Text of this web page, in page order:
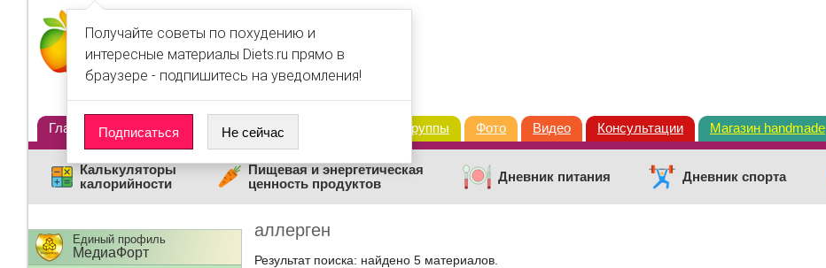
Главная Диеты Статьи Дневники Группы Фото Видео Консультации Магазин handmade
Калькуляторы
калорийности
Пищевая и энергетическая
ценность продуктов
Дневник питания Дневник спорта
аллерген
Результат поиска: найдено 5 материалов.
Единый профиль
МедиаФорт
Получайте советы по похудению и
интересные материалы Diets.ru прямо в
браузере - подпишитесь на уведомления!
Подписаться Не сейчас